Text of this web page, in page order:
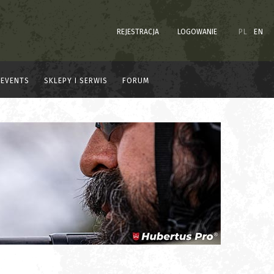
REJESTRACJA LOGOWANIE PL EN
EVENTS SKLEPY I SERWIS FORUM